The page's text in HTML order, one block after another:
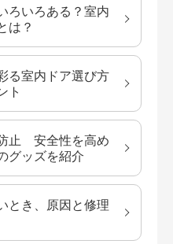
ろいろある？室内
は？
る室内ドア選び方
ト
止 安全性を高め
グッズを紹介
とき、原因と修理